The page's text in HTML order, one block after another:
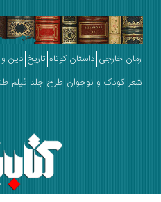
خارجی داستان کوتاه تاریخ دین و فلسفه
کودک و نوجوان طرح جلد فیلم طنز